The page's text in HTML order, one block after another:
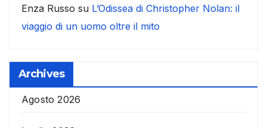
Enza Russo su L’Odissea di Christopher Nolan: il
viaggio di un uomo oltre il mito
Archives
Agosto 2026